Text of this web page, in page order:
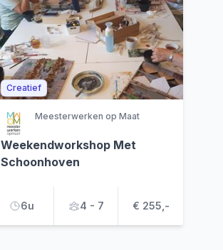
Creatief
Meesterwerken op Maat
Weekendworkshop Met
Schoonhoven
6u 4 - 7 € 255,-